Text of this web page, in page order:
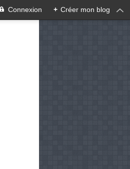
Connexion + Créer mon blog